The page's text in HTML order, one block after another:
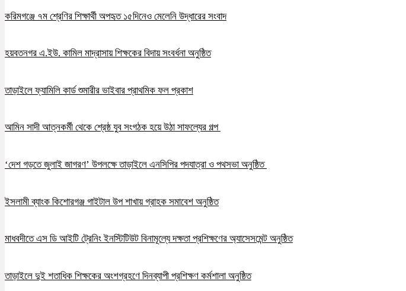
করিমগঞ্জে ৭ম শ্রেণির শিক্ষার্থী অপহৃত ১৫দিনেও মেলেনি উদ্ধারের সংবাদ
হয়বতনগর এ.ইউ. কামিল মাদ্রাসায় শিক্ষকের বিদায় সংবর্ধনা অনুষ্ঠিত
তাড়াইলে ফ্যামিলি কার্ড শুমারীর ভাইবার প্রাথমিক ফল প্রকাশ
আমিন সাদী আত্নকর্মী থেকে শ্রেষ্ঠ যুব সংগঠক হয়ে উঠা সাফল্যের গল্প
‘দেশ গড়তে জুলাই জাগরণ’ উপলক্ষে তাড়াইলে এনসিপির পদযাত্রা ও পথসভা অনুষ্ঠিত
ইসলামী ব্যাংক কিশোরগঞ্জ গাইটাল উপ শাখায় গ্রাহক সমাবেশ অনুষ্ঠিত
মাধবদীতে এস ডি আইটি ট্রেনিং ইনস্টিটিউট বিনামূল্যে দক্ষতা প্রশিক্ষণের অ্যাসেসমেন্ট অনুষ্ঠিত
তাড়াইলে দুই শতাধিক শিক্ষকের অংশগ্রহণে দিনব্যাপী প্রশিক্ষণ কর্মশালা অনুষ্ঠিত